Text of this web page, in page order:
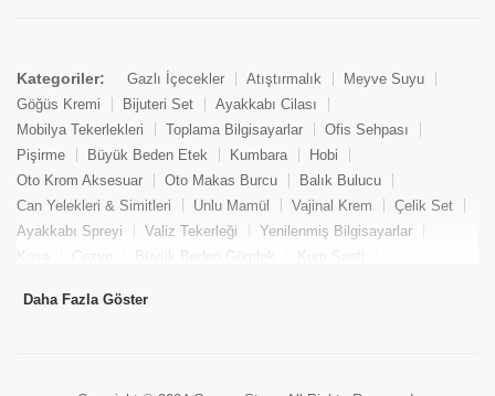
Kategoriler: Gazlı İçecekler Atıştırmalık
Meyve Suyu
Göğüs Kremi
Bijuteri Set
Ayakkabı Cilası
Mobilya Tekerlekleri
Toplama Bilgisayarlar
Ofis Sehpası
Pişirme
Büyük Beden Etek Kumbara
Hobi
Oto Krom Aksesuar
Oto Makas Burcu
Balık Bulucu
Can Yelekleri & Simitleri
Unlu Mamül Vajinal Krem
Çelik Set
Ayakkabı Spreyi
Valiz Tekerleği
Yenilenmiş Bilgisayarlar
Kasa
Cezve Büyük Beden Gömlek
Kum Saati
Tekne Bağlama & Demirleme
Daha Fazla Göster